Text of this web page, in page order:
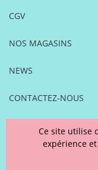
CGV
NOS MAGASINS
NEWS
CONTACTEZ-NOUS
FOIRE AUX
Ce site utilise
expérience